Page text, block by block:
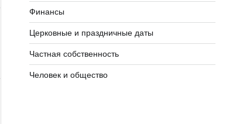
Финансы
Церковные и праздничные даты
Частная собственность
Человек и общество